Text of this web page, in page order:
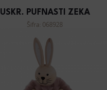
USKR. PUFNASTI ZEKA
Šifra: 068928